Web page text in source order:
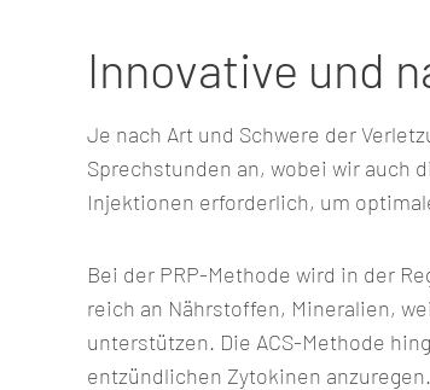
Innovative und
Je nach Art und Schwere der
Sprechstunden an, wobei wir auch
Injektionen erforderlich, um
Bei der PRP-Methode wird in der
reich an Nährstoffen, Mineralien,
unterstützen. Die ACS-Methode
entzündlichen Zytokinen